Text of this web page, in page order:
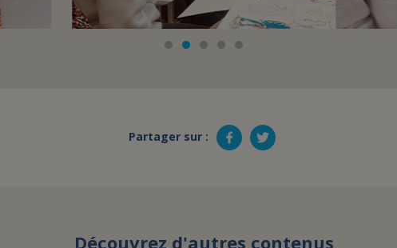
Partager sur :
Découvrez d'autres contenus